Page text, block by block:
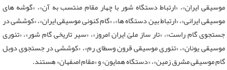
موسیقی ایران»، «ارتباط دستگاه شور با چهار مقام منتسب به آن»، «گوشه‌ های
موسیقی ایرانی»، «ارتباط بین دستگاه ‌ها»، «گام کنونی موسیقی ایران»، «کوششی در
جستجوی گام راست»، «تار ساز ملیّ ایران امروز»، «سیر تاریخی گام شور»، «تئوری
موسیقی یونان»، «تئوری موسیقی قرون وسطای رم»، «کوششی در جستجوی دوبل
گام موسیقی مشرق زمین»، «دستگاه همایون» و «مقام اصفهان» هستند.